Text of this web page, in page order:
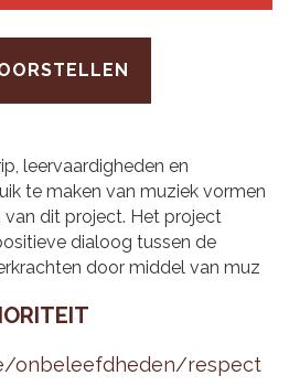
leervaardigheden en
te maken van muziek vormen
dit project. Het project
dialoog tussen de
door middel van muz
on­be­leefd­he­den/res­pect